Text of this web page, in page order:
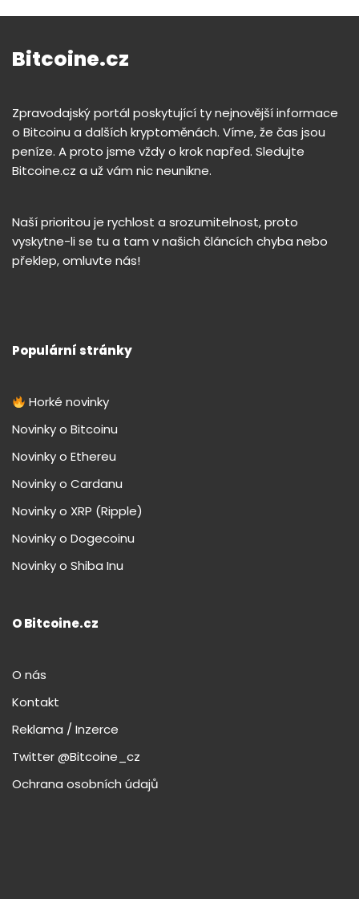
Bitcoine.cz
Zpravodajský portál poskytující ty nejnovější informace
o Bitcoinu a dalších kryptoměnách. Víme, že čas jsou
peníze. A proto jsme vždy o krok napřed. Sledujte
Bitcoine.cz a už vám nic neunikne.
Naší prioritou je rychlost a srozumitelnost, proto
vyskytne-li se tu a tam v našich článcích chyba nebo
překlep, omluvte nás!
Populární stránky
Horké novinky
Novinky o Bitcoinu
Novinky o Ethereu
Novinky o Cardanu
Novinky o XRP (Ripple)
Novinky o Dogecoinu
Novinky o Shiba Inu
O Bitcoine.cz
O nás
Kontakt
Reklama / Inzerce
Twitter @Bitcoine_cz
Ochrana osobních údajů